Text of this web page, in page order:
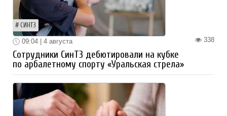
СИНТЗ
338
09:04 | 4 августа
Сотрудники СинТЗ дебютировали на кубке
по арбалетному спорту «Уральская стрела»